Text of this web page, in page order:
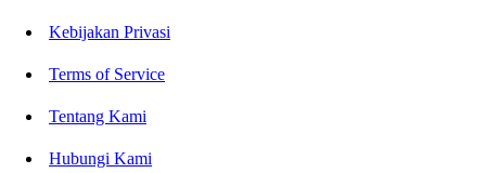
Kebijakan Privasi
Terms of Service
Tentang Kami
Hubungi Kami